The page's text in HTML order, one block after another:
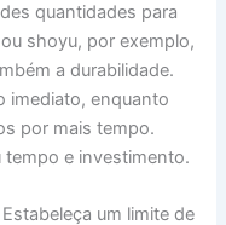
quantidades para
shoyu, por exemplo,
a durabilidade.
imediato, enquanto
por mais tempo.
e investimento.
um limite de